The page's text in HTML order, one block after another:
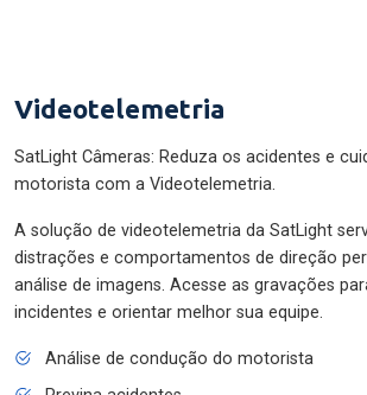
Videotelemetria
SatLight Câmeras: Reduza os acidentes e
motorista com a Videotelemetria.
A solução de videotelemetria da SatLight
distrações e comportamentos de direção
análise de imagens. Acesse as gravações
incidentes e orientar melhor sua equipe.
Análise de condução do motorista